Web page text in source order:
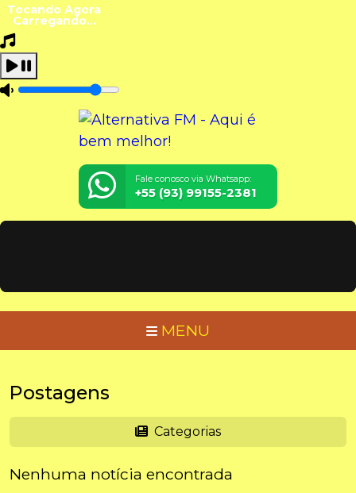
Tocando Agora
Carregando...
Fale conosco via Whatsapp:
+55 (93) 99155-2381
MENU
Postagens
Categorias
Nenhuma notícia encontrada